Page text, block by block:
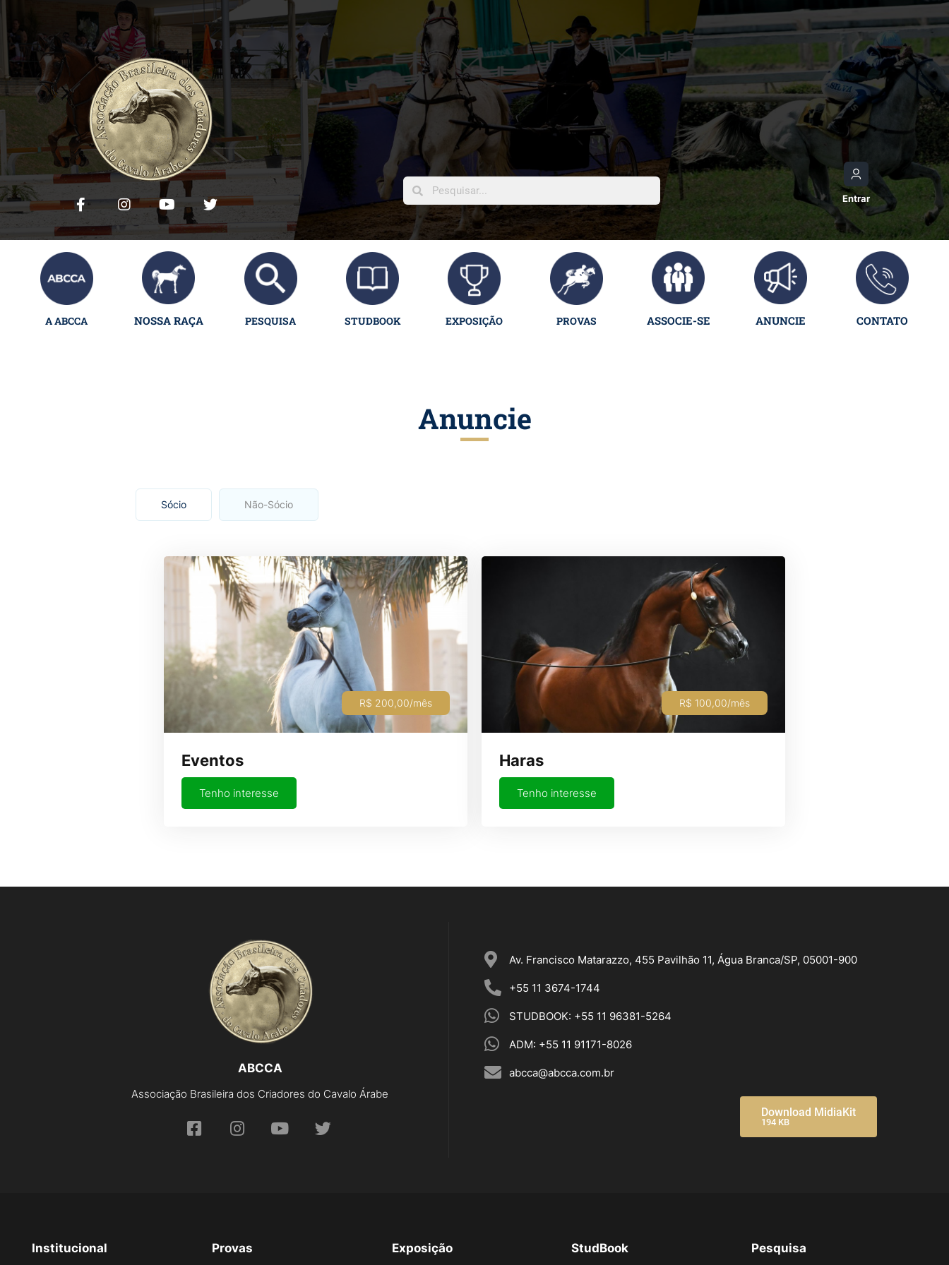
Entrar
A ABCCA NOSSA RAÇA PESQUISA STUDBOOK EXPOSIÇÃO PROVAS ASSOCIE-SE ANUNCIE CONTATO
Anuncie
Sócio Não-Sócio
R$ 200,00/mês
Eventos
Tenho interesse
R$ 100,00/mês
Haras
Tenho interesse
ABCCA
Associação Brasileira dos Criadores do Cavalo Árabe
Av. Francisco Matarazzo, 455 Pavilhão 11, Água Branca/SP, 05001-900
+55 11 3674-1744
STUDBOOK: +55 11 96381-5264
ADM: +55 11 91171-8026
abcca@abcca.com.br
Download MidiaKit
194 KB
Institucional Provas Exposição StudBook Pesquisa